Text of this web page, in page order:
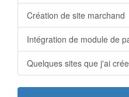
Création de site marchand
Intégration de module de
Quelques sites que j'ai crée